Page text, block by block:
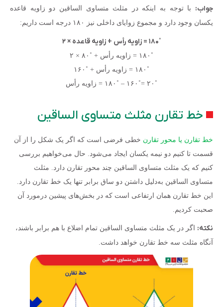
جواب: با توجه به اینکه در مثلث متساوی الساقین دو زاویه قاعده
یکسان وجود دارد و مجموع زوایای داخلی نیز ۱۸۰ درجه است داریم:
˚۱۸۰ = زاویه رأس + زاویه قاعده × ۲
˚۱۸۰ = زاویه رأس + ˚۸۰ × ۲
˚۱۸۰ = زاویه رأس + ˚۱۶۰
˚۲۰ =˚۱۶۰ – ˚۱۸۰ = زاویه رأس
خط تقارن مثلث متساوی الساقین
خط تقارن یا محور تقارن خطی فرضی است که اگر یک شکل را از آن
قسمت تا کنیم دو نیمه یکسان ایجاد می‌شود. حال می‌خواهیم بررسی
کنیم که یک مثلث متساوی الساقین چند محور تقارن دارد. مثلث
متساوی الساقین به‌دلیل داشتن دو ساق برابر تنها یک خط تقارن دارد.
این خط تقارن همان ارتفاعی است که در بخش‌های پیشین درمورد آن
صحبت کردیم.
نکته: اگر در یک مثلث متساوی الساقین تمام اضلاع با هم برابر باشند،
آنگاه مثلث سه خط تقارن خواهد داشت.